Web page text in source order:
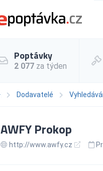
Poptávky
2 077 za týden
Dodavatelé
AWFY Prokop
http://www.awfy.cz